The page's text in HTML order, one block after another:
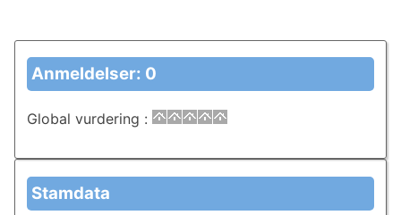
Anmeldelser: 0
Global vurdering :
Stamdata